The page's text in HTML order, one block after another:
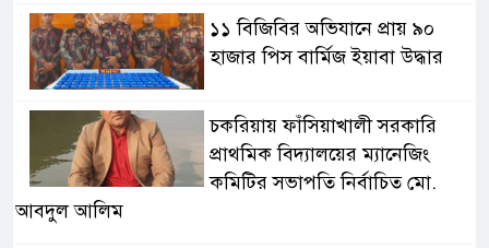
১১ বিজিবির অভিযানে প্রায় ৯০
হাজার পিস বার্মিজ ইয়াবা উদ্ধার
চকরিয়ায় ফাঁসিয়াখালী সরকারি
প্রাথমিক বিদ্যালয়ের ম্যানেজিং
কমিটির সভাপতি নির্বাচিত মো.
আবদুল আলিম